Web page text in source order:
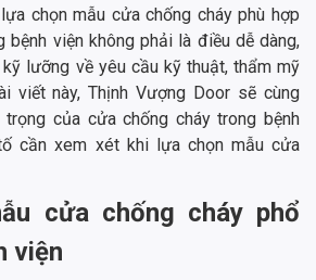
chọn mẫu cửa chống cháy phù hợp
viện không phải là điều dễ dàng,
lưỡng về yêu cầu kỹ thuật, thẩm mỹ
viết này, Thịnh Vượng Door sẽ cùng
trọng của cửa chống cháy trong bệnh
cần xem xét khi lựa chọn mẫu cửa
cửa chống cháy phổ
viện